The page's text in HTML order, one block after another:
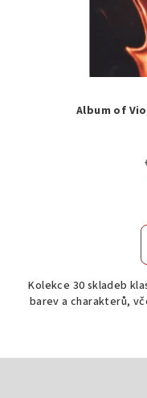
Album of
Kolekce 30 skladeb
barev a charakterů,